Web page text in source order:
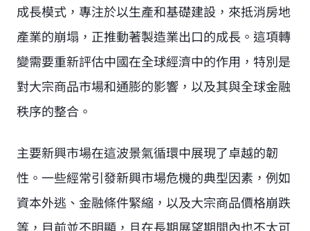
成長模式，專注於以生產和基礎建設，來抵消房地
產業的崩塌，正推動著製造業出口的成長。這項轉
變需要重新評估中國在全球經濟中的作用，特別是
對大宗商品市場和通膨的影響，以及其與全球金融
秩序的整合。
主要新興市場在這波景氣循環中展現了卓越的韌
性。一些經常引發新興市場危機的典型因素，例如
資本外逃、金融條件緊縮，以及大宗商品價格崩跌
等，目前並不明顯，且在長期展望期間內也不太可